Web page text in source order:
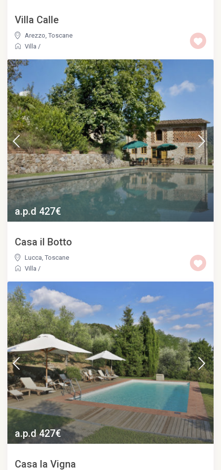
Villa Calle
Arezzo ,Toscane
Villa /
a.p.d 427€
Casa il Botto
Lucca ,Toscane
Villa /
a.p.d 427€
Casa la Vigna